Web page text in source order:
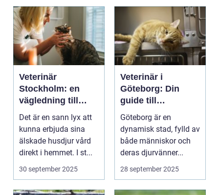
Veterinär
Stockholm: en
vägledning till
vård i hemmiljö
Det är en sann lyx att
kunna erbjuda sina
älskade husdjur vård
direkt i hemmet. I st...
30 september 2025
Veterinär i
Göteborg: Din
guide till
djursjukvård
Göteborg är en
dynamisk stad, fylld av
både människor och
deras djurvänner...
28 september 2025